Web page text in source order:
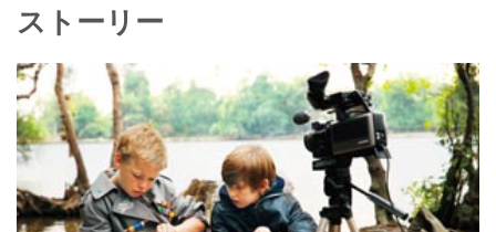
ストーリー